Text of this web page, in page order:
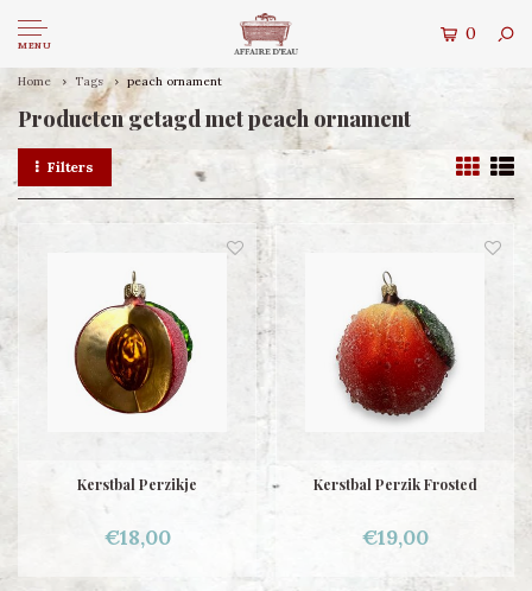
MENU
0
Home Tags peach ornament
Producten getagd met peach ornament
Filters
Kerstbal Perzikje
€18,00
Kerstbal Perzik Frosted
€19,00